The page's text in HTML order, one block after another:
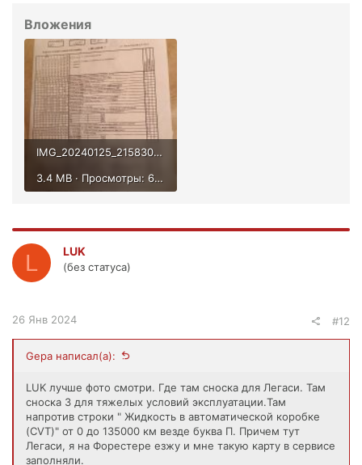
Вложения
IMG_20240125_215830.jpg
3.4 MB · Просмотры: 645
L LUK
(без статуса)
26 Янв 2024 #12
Gepa написал(а):
LUK лучше фото смотри. Где там сноска для Легаси. Там
сноска 3 для тяжелых условий эксплуатации.Там
напротив строки " Жидкость в автоматической коробке
(CVT)" от 0 до 135000 км везде буква П. Причем тут
Легаси, я на Форестере езжу и мне такую карту в сервисе
заполняли.